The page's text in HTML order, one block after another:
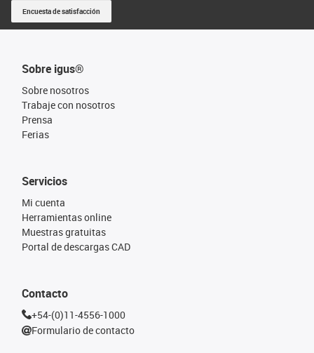
Encuesta de satisfacción
Sobre igus®
Sobre nosotros
Trabaje con nosotros
Prensa
Ferias
Servicios
Mi cuenta
Herramientas online
Muestras gratuitas
Portal de descargas CAD
Contacto
+54-(0)11-4556-1000
Formulario de contacto